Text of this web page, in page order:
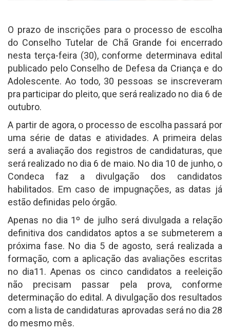
O prazo de inscrições para o processo de escolha
do Conselho Tutelar de Chã Grande foi encerrado
nesta terça-feira (30), conforme determinava edital
publicado pelo Conselho de Defesa da Criança e do
Adolescente. Ao todo, 30 pessoas se inscreveram
pra participar do pleito, que será realizado no dia 6 de
outubro.
A partir de agora, o processo de escolha passará por
uma série de datas e atividades. A primeira delas
será a avaliação dos registros de candidaturas, que
será realizado no dia 6 de maio. No dia 10 de junho, o
Condeca faz a divulgação dos candidatos
habilitados. Em caso de impugnações, as datas já
estão definidas pelo órgão.
Apenas no dia 1º de julho será divulgada a relação
definitiva dos candidatos aptos a se submeterem a
próxima fase. No dia 5 de agosto, será realizada a
formação, com a aplicação das avaliações escritas
no dia11. Apenas os cinco candidatos a reeleição
não precisam passar pela prova, conforme
determinação do edital. A divulgação dos resultados
com a lista de candidaturas aprovadas será no dia 28
do mesmo mês.